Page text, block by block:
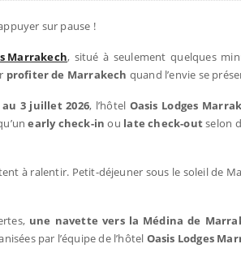
sur pause !
Marrakech, situé à seulement quelques
profiter de Marrakech quand l’envie se
3 juillet 2026, l’hôtel Oasis Lodges
early check-in ou late check-outselon
à ralentir. Petit-déjeuner sous le soleil de
une navette vers la Médina de
par l’équipe de l’hôtel Oasis Lodges